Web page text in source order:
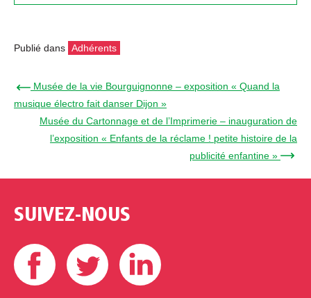
Publié dans Adhérents
← Musée de la vie Bourguignonne – exposition « Quand la
musique électro fait danser Dijon »
Musée du Cartonnage et de l’Imprimerie – inauguration de
l’exposition « Enfants de la réclame ! petite histoire de la
publicité enfantine » →
SUIVEZ-NOUS
Facebook Twitter